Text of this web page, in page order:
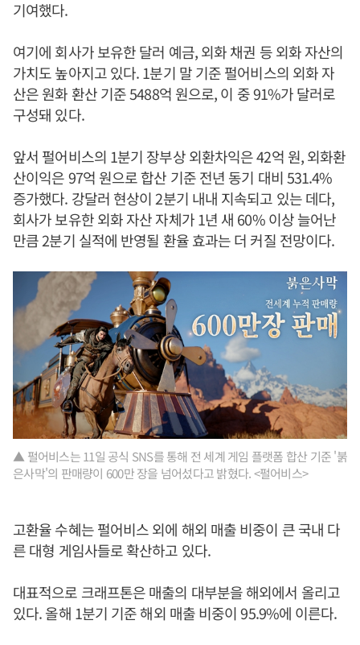
기여했다.
여기에 회사가 보유한 달러 예금, 외화 채권 등 외화 자산의
가치도 높아지고 있다. 1분기 말 기준 펄어비스의 외화 자
산은 원화 환산 기준 5488억 원으로, 이 중 91%가 달러로
구성돼 있다.
앞서 펄어비스의 1분기 장부상 외환차익은 42억 원, 외화환
산이익은 97억 원으로 합산 기준 전년 동기 대비 531.4%
증가했다. 강달러 현상이 2분기 내내 지속되고 있는 데다,
회사가 보유한 외화 자산 자체가 1년 새 60% 이상 늘어난
만큼 2분기 실적에 반영될 환율 효과는 더 커질 전망이다.
▲ 펄어비스는 11일 공식 SNS를 통해 전 세계 게임 플랫폼 합산 기준 '붉
은사막'의 판매량이 600만 장을 넘어섰다고 밝혔다. <펄어비스>
고환율 수혜는 펄어비스 외에 해외 매출 비중이 큰 국내 다
른 대형 게임사들로 확산하고 있다.
대표적으로 크래프톤은 매출의 대부분을 해외에서 올리고
있다. 올해 1분기 기준 해외 매출 비중이 95.9%에 이른다.